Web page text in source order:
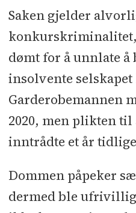
Saken gjelder
dømt for å unnlate å
insolvente
Garderobemannen
2020, men plikten
inntrådte et år
Dommen påpeker
dermed ble